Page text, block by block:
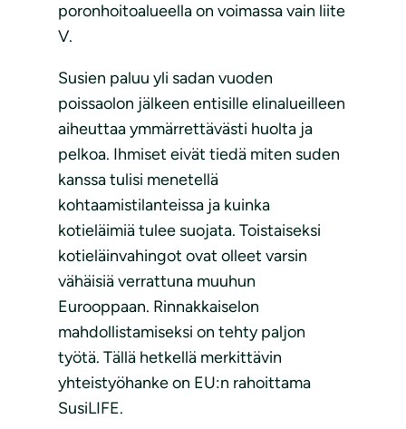
poronhoitoalueella on voimassa vain liite
V.
Susien paluu yli sadan vuoden
poissaolon jälkeen entisille elinalueilleen
aiheuttaa ymmärrettävästi huolta ja
pelkoa. Ihmiset eivät tiedä miten suden
kanssa tulisi menetellä
kohtaamistilanteissa ja kuinka
kotieläimiä tulee suojata. Toistaiseksi
kotieläinvahingot ovat olleet varsin
vähäisiä verrattuna muuhun
Eurooppaan. Rinnakkaiselon
mahdollistamiseksi on tehty paljon
työtä. Tällä hetkellä merkittävin
yhteistyöhanke on EU:n rahoittama
SusiLIFE.